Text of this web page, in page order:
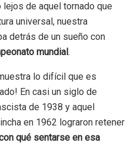
de aquel tornado que
universal, nuestra
detrás de un sueño con
mundial .
lo difícil que es
En casi un siglo de
de 1938 y aquel
en 1962 lograron retener
qué sentarse en esa